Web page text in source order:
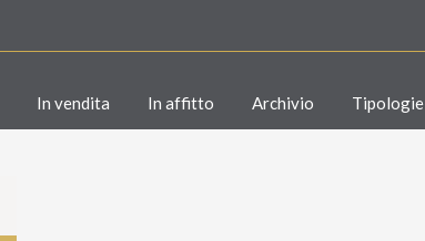
In vendita In affitto Archivio Tipologie